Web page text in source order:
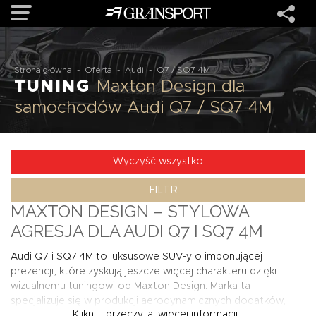
OFERTA
MARKI
O NAS
USŁUGI
KONTAKT
Strona główna - Oferta - Audi - Q7 / SQ7 4M
TUNING
Maxton Design dla
samochodów Audi Q7 / SQ7 4M
Wyczyść wszystko
FILTR
MAXTON DESIGN – STYLOWA
AGRESJA DLA AUDI Q7 I SQ7 4M
Audi Q7 i SQ7 4M to luksusowe SUV-y o imponującej
prezencji, które zyskują jeszcze więcej charakteru dzięki
wizualnemu tuningowi od Maxton Design. Marka ta
specjalizuje się w produkcji aerodynamicznych dodatków,